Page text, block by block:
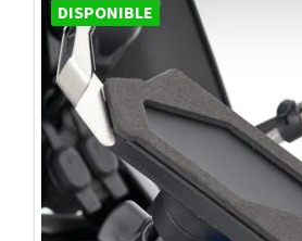
DISPONIBLE